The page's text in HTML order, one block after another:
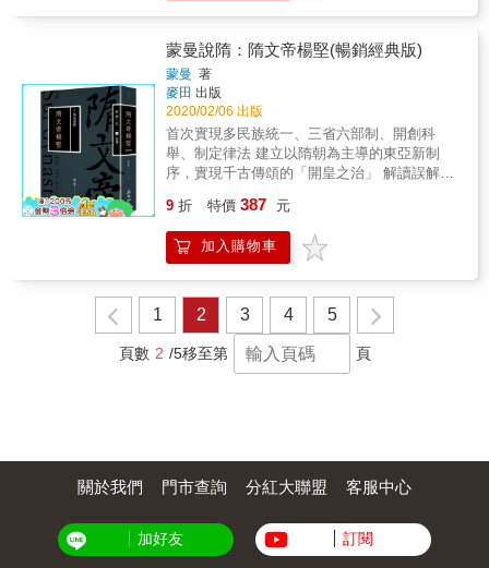
於成功而用人過度，百姓無法負荷，導致民怨
四起。事實上，是為了營建東都洛陽、開發江
南，其建設價值影響後代甚鉅。 【印象二】巡
遊無度，靡費奢侈？ 隋煬帝空前的巡遊隊伍，
成了後世史家補風捉影的素材之一。自古天子
有巡狩之禮，而江東諸帝多坐深宮，不與百姓
相見。然而，隋煬帝瞧不起遠離百姓的皇帝。
於是，他為了要充分接觸社會，開始不停地巡
遊，只為更接近人民的聲音。 【印象三】弒兄
出真實面貌，完全不考慮任何道德標準和社會
輿論。向父親妃子示愛的他，在少年時被認為
是老成、孝順、有德之人。事實上，他為了能
夠成功上位，一直壓抑自己，表現得既有能力
又有道德，這一壓抑就是二十年。 隋煬帝的才
能足以建立功業、傲視群雄，但也讓民怨沸
騰、民不聊生 隋煬帝年號大業，顯現其具有建
視的人物並肩而立的景況? 本書以蒙曼在中央
電視台百家講壇《大隋風雲》的講稿為基礎書
寫。風格通俗嚴謹，輕鬆易懂。全書具備專家
實，分析嚴謹縝密。以問題引出故事，以故事
講解人物，以人物解讀歷史，以歷史啟迪智
蒙曼說隋：隋文帝楊堅(暢銷經典版)
蒙曼 著
麥田 出版
2020/02/06 出版
首次實現多民族統一、三省六部制、開創科
舉、制定律法 建立以隋朝為主導的東亞新制
序，實現千古傳頌的「開皇之治」 解讀誤解最
上位的歷史密碼 西方權威學者邁克爾
&bull;H&bull;哈特認為，在中國，對世界歷史影
響最大的兩個皇帝，第一是秦始皇，第二就是
了長達南北朝兩百多年的亂世。 一舉揭開隋朝
開皇之治的絢爛扉頁，他，大開大闔，揮灑自
如。 首改府兵制的兵農分離而為兵農合一，實
行均田制，大大提升生產量，百姓富饒，稅收
四境皆來朝拜，隋文帝楊堅繼秦始皇後一統更
是充滿前瞻性與開創性的朝代，為何兩代就戛
然而止？ 如是自律甚嚴的開國皇帝，為何會犯
9 折 特價 387 元
加入購物車
1 2 3 4 5
頁數 2 /5移至第 頁
關於我們 門市查詢 分紅大聯盟 客服中心
加好友 訂閱